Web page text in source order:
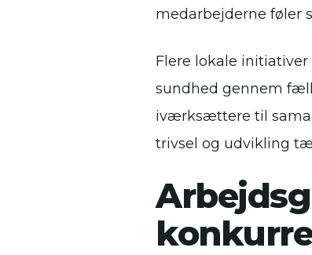
medarbejderne føler
Flere lokale
sundhed gennem
iværksættere til
trivsel og udvikling